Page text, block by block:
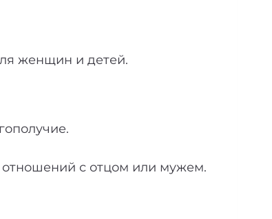
женщин и детей.
отношений с отцом или мужем.